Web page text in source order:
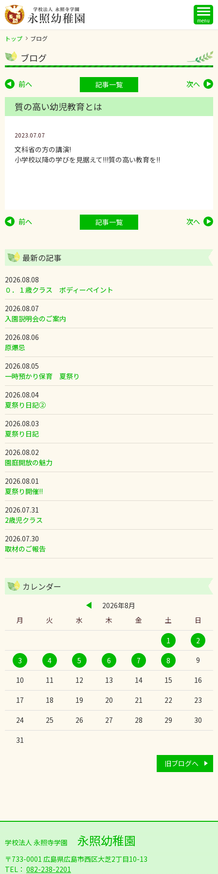
menu
トップ ブログ
ブログ
前へ 次へ
記事一覧
質の高い幼児教育とは
2023.07.07
文科省の方の講演!
小学校以降の学びを見据えて!!!質の高い教育を!!
前へ 次へ
記事一覧
最新の記事
2026.08.08
０．１歳クラス ボディーペイント
2026.08.07
入園説明会のご案内
2026.08.06
原爆忌
2026.08.05
一時預かり保育 夏祭り
2026.08.04
夏祭り日記②
2026.08.03
夏祭り日記
2026.08.02
園庭開放の魅力
2026.08.01
夏祭り開催!!
2026.07.31
2歳児クラス
2026.07.30
取材のご報告
カレンダー
2026年8月
月
火 水 木 金 土 日
1 2
3 4 5 6 7 8 9
10 11 12 13 14 15 16
17 18 19 20 21 22 23
24 25 26 27 28 29 30
31
旧ブログへ
学校法人 永照寺学園 永照幼稚園
〒733-0001広島県広島市西区大芝2丁目10-13
TEL：082-238-2201